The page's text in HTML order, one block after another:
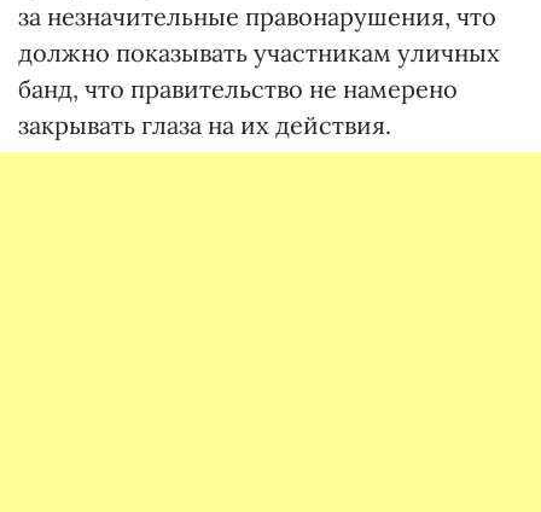
за незначительные правонарушения, что
должно показывать участникам уличных
банд, что правительство не намерено
закрывать глаза на их действия.